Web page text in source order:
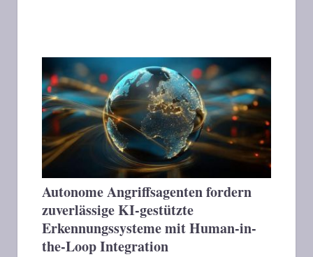
Autonome Angriffsagenten fordern
zuverlässige KI-gestützte
Erkennungssysteme mit Human-in-
the-Loop Integration